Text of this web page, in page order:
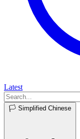
Latest
🏳️ Simplified Chinese